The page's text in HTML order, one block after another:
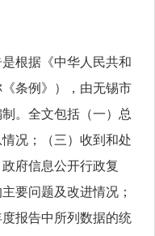
根据《中华人民共和
条例》），由无锡市
。全文包括（一）总
况；（三）收到和处
府信息公开行政复
要问题及改进情况；
度报告中所列数据的统